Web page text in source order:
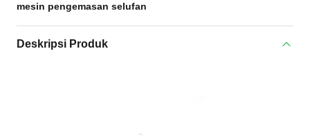
mesin pengemasan selufan
Deskripsi Produk